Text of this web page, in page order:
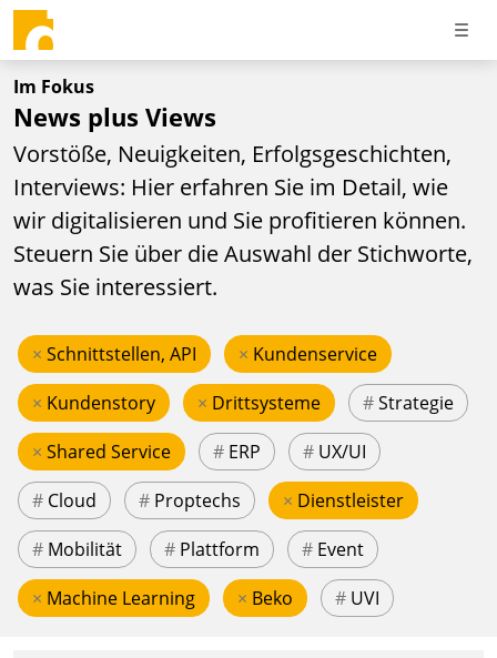
Im Fokus
News plus Views
Vorstöße, Neuigkeiten, Erfolgsgeschichten,
Interviews: Hier erfahren Sie im Detail, wie
wir digitalisieren und Sie profitieren können.
Steuern Sie über die Auswahl der Stichworte,
was Sie interessiert.
× Schnittstellen, API × Kundenservice
× Kundenstory × Drittsysteme #Strategie
× Shared Service # ERP # UX/UI
# Cloud # Proptechs × Dienstleister
# Mobilität # Plattform # Event
× Machine Learning × Beko # UVI